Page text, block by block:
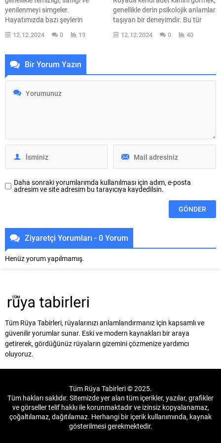
yenilenmeyi simgeler.
Hayatımızda bazı şeylerin
tazelendiğini, içsel bir huzur
arayışında olduğumuzu veya
yansıtan bu rüya, ruh halimizin ve
yaşam koşullarımızın bir
yansıması olarak karşımıza çıkar.
Rüyada kar görmek, belki de
hayatımızda yeni bir başlangıç
12.12.2024 0 19
genellikle derin psikolojik anlamlar
taşıyan bir deneyimdir. Bu tür
rüyalar, kişinin içsel çatışmalarını
ve ruhsal sağlığını yansıtabilir.
12.12.2024 0 40
Bir Yorum Yazın
Daha sonraki yorumlarımda kullanılması için adım, e-posta
adresim ve site adresim bu tarayıcıya kaydedilsin.
Ziyaretçi Yorumları - 0 Yorum
Henüz yorum yapılmamış.
Tüm Rüya Tabirleri, rüyalarınızı anlamlandırmanız için kapsamlı ve
güvenilir yorumlar sunar. Eski ve modern kaynakları bir araya
getirerek, gördüğünüz rüyaların gizemini çözmenize yardımcı
oluyoruz.
Tüm Rüya Tabirleri © 2025.
Tüm hakları saklıdır. Sitemizde yer alan tüm içerikler, yazılar, grafikler
ve görseller telif hakkı ile korunmaktadır ve izinsiz kopyalanamaz,
çoğaltılamaz, dağıtılamaz. Herhangi bir içerik kullanımında, kaynak
gösterilmesi gerekmektedir.